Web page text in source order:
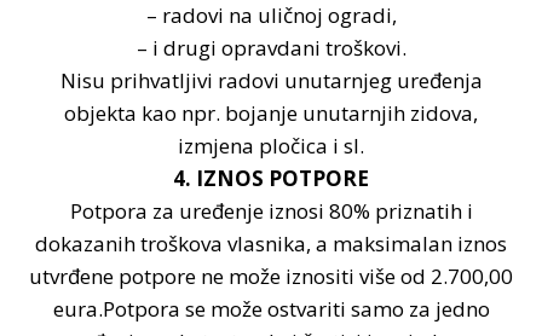
– radovi na uličnoj ogradi,
– i drugi opravdani troškovi.
Nisu prihvatljivi radovi unutarnjeg uređenja
objekta kao npr. bojanje unutarnjih zidova,
izmjena pločica i sl.
4. IZNOS POTPORE
Potpora za uređenje iznosi 80% priznatih i
dokazanih troškova vlasnika, a maksimalan iznos
utvrđene potpore ne može iznositi više od 2.700,00
eura.Potpora se može ostvariti samo za jedno